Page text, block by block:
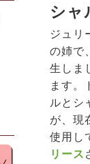
シャ
ジュリ
の姉で
生しま
ます。
ルとシ
が、現
使用し
リース